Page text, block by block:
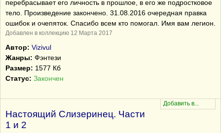
перебрасывает его личность в прошлое, в его же подростковое
тело. Произведение закончено. 31.08.2016 очередная правка
ошибок и очепяток. Спасибо всем кто помогал. Имя вам легион.
Добавлен в коллекцию 12 Марта 2017
Автор: Vizivul
Жанры: Фэнтези
Размер: 1577 Кб
Статус: Закончен
Настоящий Слизеринец. Части
1 и 2